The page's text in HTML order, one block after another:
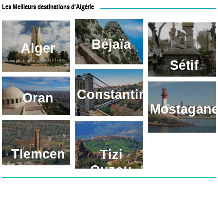
Les Meilleurs destinations d'Algérie
Alger
Oran
Tlemcen
Béjaïa
Constantine
Tizi
Ouzou
Sétif